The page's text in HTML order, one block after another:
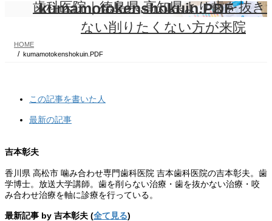
kumamotokenshokuin.PDF
HOME
kumamotokenshokuin.PDF
following
content
below.
この記事を書いた人
最新の記事
吉本彰夫
香川県 高松市 噛み合わせ専門歯科医院 吉本歯科医院の吉本彰夫。歯
学博士。放送大学講師。歯を削らない治療・歯を抜かない治療・咬
み合わせ治療を軸に診療を行っている。
最新記事 by 吉本彰夫 (全て見る)